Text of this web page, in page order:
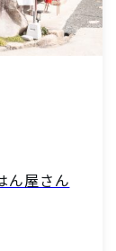
ん屋さん